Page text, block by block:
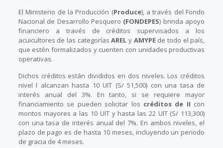
El Ministerio de la Producción (Produce), a través del Fondo
Nacional de Desarrollo Pesquero (FONDEPES) brinda apoyo
financiero a través de créditos supervisados a los
acuicultores de las categoríasAREL y AMYPE de todo el país,
que estén formalizados y cuenten con unidades productivas
operativas.
Dichos créditos están divididos en dos niveles. Los créditos
nivel I alcanzan hasta 10 UIT (S/ 51,500) con una tasa de
interés anual del 3%. En tanto, si se requiere mayor
financiamiento se pueden solicitar los créditos de II con
montos mayores a las 10 UIT y hasta las 22 UIT (S/ 113,300)
con una tasa de interés anual del 7%. En ambos niveles, el
plazo de pago es de hasta 10 meses, incluyendo un periodo
de gracia de 4 meses.